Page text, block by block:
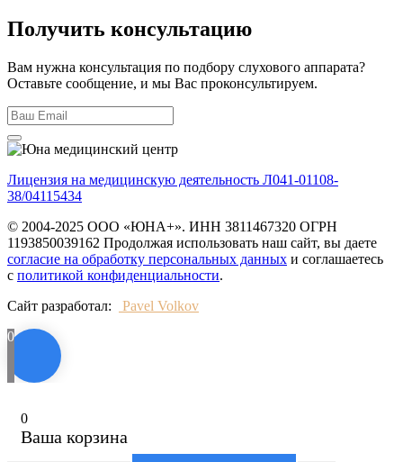
Получить консультацию
Вам нужна консультация по подбору слухового аппарата?
Оставьте сообщение, и мы Вас проконсультируем.
Лицензия на медицинскую деятельность Л041-01108-
38/04115434
© 2004-2025 ООО «ЮНА+». ИНН 3811467320 ОГРН
1193850039162 Продолжая использовать наш сайт, вы даете
согласие на обработку персональных данных и соглашаетесь
с политикой конфиденциальности.
Сайт разработал:
Pavel Volkov
0
0
Ваша корзина